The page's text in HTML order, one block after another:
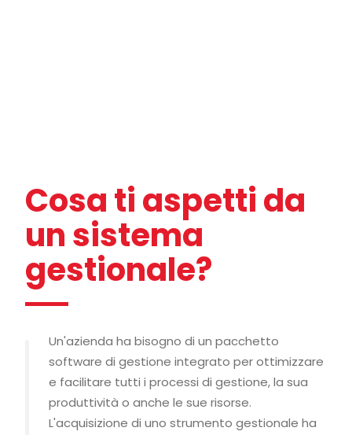
Cosa ti aspetti da
un sistema
gestionale?
Un'azienda ha bisogno di un pacchetto
software di gestione integrato per ottimizzare
e facilitare tutti i processi di gestione, la sua
produttività o anche le sue risorse.
L'acquisizione di uno strumento gestionale ha